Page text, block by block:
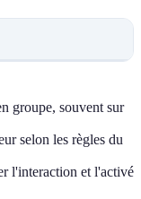
groupe, souvent sur
selon les règles du
l'interaction et l'activé